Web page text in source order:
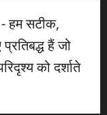
हम सटीक,
हैं जो
को दर्शाते